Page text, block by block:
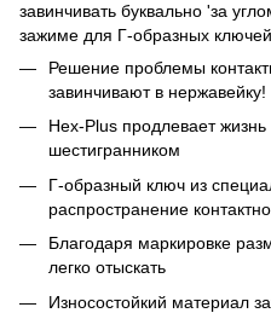
завинчивать буквально 'за
зажиме для Г-образных ключей.
Решение проблемы
завинчивают в нержавейку!
Hex-Plus продлевает
шестигранником
Г-образный ключ из
распространение
Благодаря маркировке
легко отыскать
Износостойкий материал